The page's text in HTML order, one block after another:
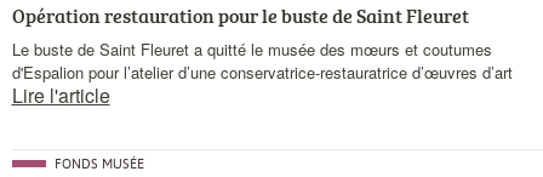
Opération restauration pour le buste de Saint Fleuret
Chapeau
Le buste de Saint Fleuret a quitté le musée des mœurs et coutumes
d'Espalion pour l’atelier d’une conservatrice-restauratrice d’œuvres d’art
Lire l'article
CatégorieFONDS MUSÉE